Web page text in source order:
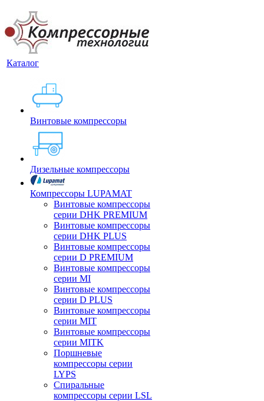
Каталог
Винтовые компрессоры
Дизельные компрессоры
Компрессоры LUPAMAT
Винтовые компрессоры
серии DHK PREMIUM
Винтовые компрессоры
серии DHK PLUS
Винтовые компрессоры
серии D PREMIUM
Винтовые компрессоры
серии MI
Винтовые компрессоры
серии D PLUS
Винтовые компрессоры
серии MIT
Винтовые компрессоры
серии MITK
Поршневые
компрессоры серии
LYPS
Спиральные
компрессоры серии LSL